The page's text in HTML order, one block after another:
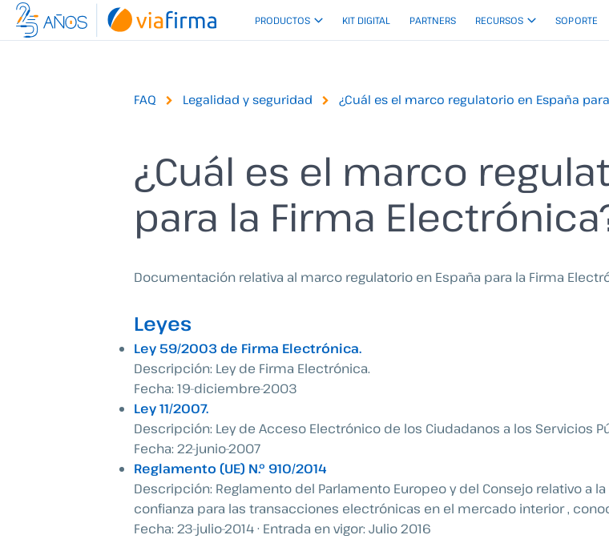
PRODUCTOS KIT DIGITAL PARTNERS RECURSOS SOPORTE
FAQ Legalidad y seguridad ¿Cuál es el marco regulatorio en España
¿Cuál es el marco
para la Firma
Documentación relativa al marco regulatorio en España para la Firma
Leyes
Ley 59/2003 de Firma Electrónica.
Descripción: Ley de Firma Electrónica.
Fecha: 19-diciembre-2003
Ley 11/2007.
Descripción: Ley de Acceso Electrónico de los Ciudadanos a los Servicios
Fecha: 22-junio-2007
Reglamento (UE) N.º 910/2014
Descripción: Reglamento del Parlamento Europeo y del Consejo relativo a
confianza para las transacciones electrónicas en el mercado interior ,
Fecha: 23-julio-2014 · Entrada en vigor: Julio 2016